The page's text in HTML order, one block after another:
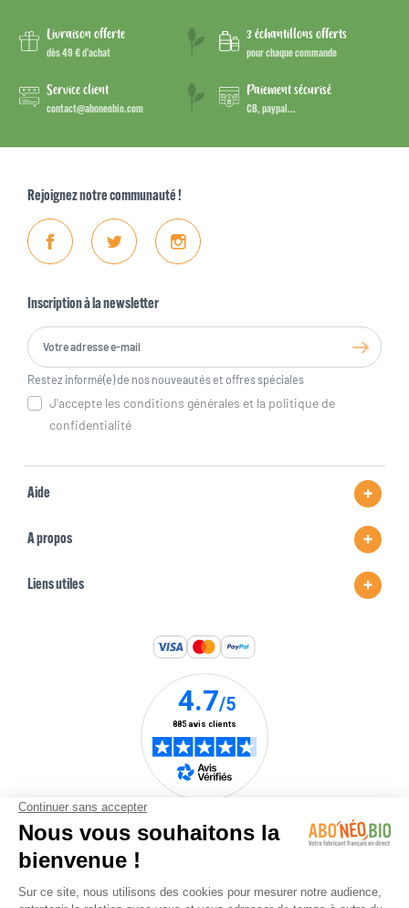
Livraison offerte
dès 49 € d’achat
3 échantillons offerts
pour chaque commande
Service client
contact@aboneobio.com
Paiement sécurisé
CB, paypal...
Rejoignez notre communauté !
FacebookTwitter Instagram
Inscription à la newsletter
Restez informé(e) de nos nouveautés et offres spéciales
J'accepte les conditions générales et la politique de
confidentialité
Aide
A propos
Liens utiles
Une marque du